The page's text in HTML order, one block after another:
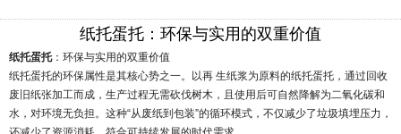
纸托蛋托：环保与实用的双重价值
纸托蛋托：环保与实用的双重价值
纸托蛋托的环保属性是其核心势之一。以再 生纸浆为原料的纸托蛋托，通过回收
废旧纸张加工而成，生产过程无需砍伐树木，且使用后可自然降解为二氧化碳和
水，对环境无负担。这种“从废纸到包装”的循环模式，不仅减少了垃圾填埋压力，